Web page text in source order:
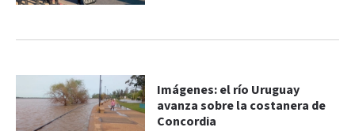
Imágenes: el río Uruguay
avanza sobre la costanera de
Concordia